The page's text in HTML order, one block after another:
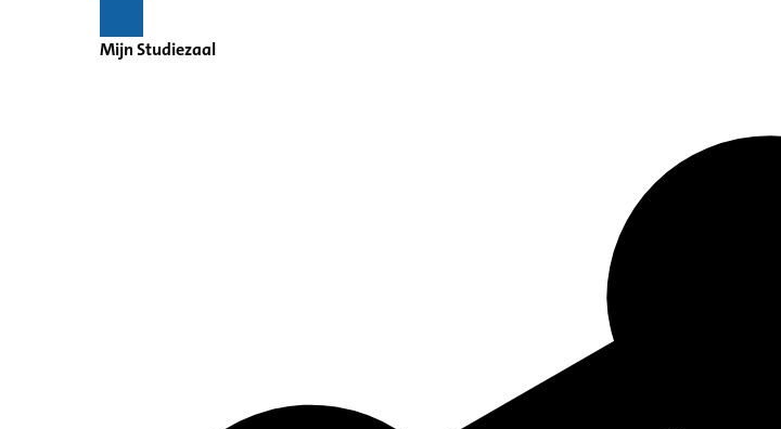
Mijn Studiezaal